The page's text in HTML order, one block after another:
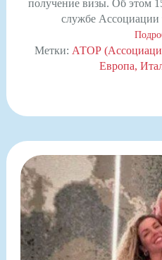
получение визы. Об этом
службе
Метки: АТОР
Европа